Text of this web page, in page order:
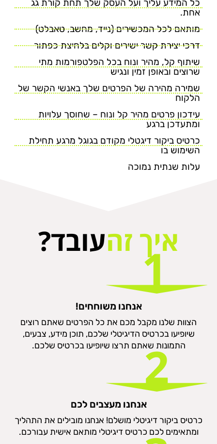
כל המידע עליך ועל העסק שלך תחת קורת גג
אחת.
מותאם לכל המכשירים (נייד, מחשב, טאבלט)
דרכי יצירת קשר ישירים וקלים בלחיצת כפתור
שיתוף קל, מהיר ונוח בכל הפלטפורמות מתי
שרוצים ובאופן זמין ונגיש
שמירה מהירה של הפרטים שלך באנשי הקשר של
הלקוח
עידכון פרטים מהיר קל ונוח – שחוסך עלויות
ומתעדכן ברגע
כרטיס ביקור דיגטלי מקודם בגוגל מרגע תחילת
השימוש בו
עלות שנתית נמוכה
איך זהעובד?
אנחנו משוחחים!
הצוות שלנו מקבל מכם את כל הפרטים שאתם רוצים
שיופיעו בכרטיס הדיגיטלי שלכם, תוכן מידע, צבעים,
התמונות שאתם תרצו שיופיעו בכרטיס שלכם.
אנחנו מעצבים לכם
כרטיס ביקור דיגיטלי מושלם! אנחנו מובילים את התהליך
ומתאימים לכם כרטיס דיגיטלי מותאם אישית עבורכם.